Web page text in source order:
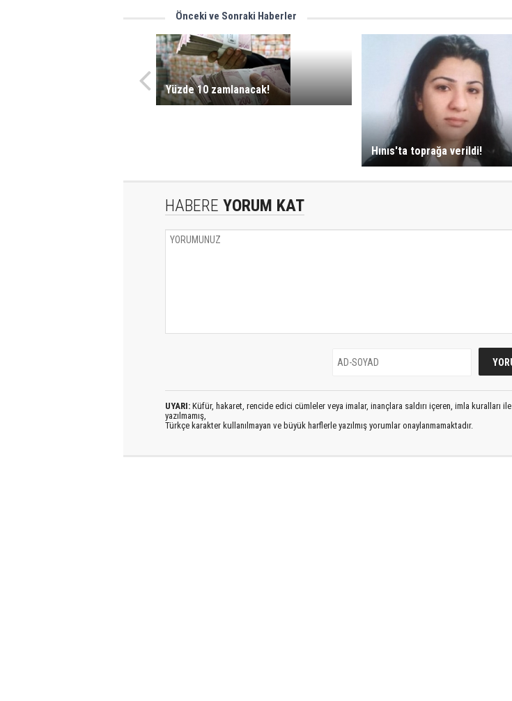
Önceki ve Sonraki Haberler
Yüzde 10 zamlanacak!
Hınıs'ta toprağa verildi!
HABERE YORUM KAT
UYARI: Küfür, hakaret, rencide edici cümleler veya imalar, inançlara saldırı içeren, imla kuralları ile
yazılmamış,
Türkçe karakter kullanılmayan ve büyük harflerle yazılmış yorumlar onaylanmamaktadır.